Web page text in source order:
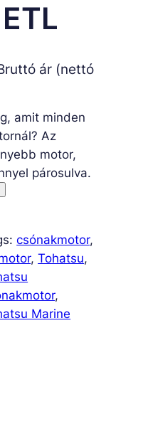
ár (nettó
amit minden
Az
motor,
párosulva.
csónakmotor
, Tohatsu
Marine